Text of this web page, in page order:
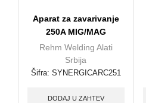
Aparat za zavarivanje
250A MIG/MAG
Rehm Welding Alati
Srbija
Šifra: SYNERGICARC251
DODAJ U ZAHTEV